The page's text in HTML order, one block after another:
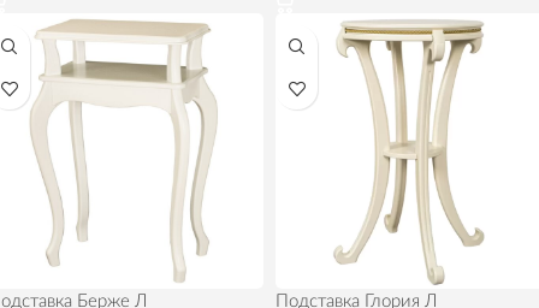
Берже Л Подставка Глория Л